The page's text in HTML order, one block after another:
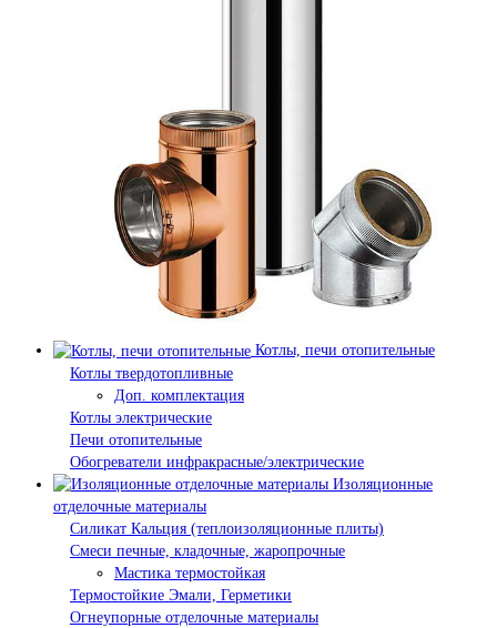
Котлы, печи отопительные
Котлы твердотопливные
Доп. комплектация
Котлы электрические
Печи отопительные
Обогреватели инфракрасные/электрические
Изоляционные
отделочные материалы
Силикат Кальция (теплоизоляционные плиты)
Смеси печные, кладочные, жаропрочные
Мастика термостойкая
Термостойкие Эмали, Герметики
Огнеупорные отделочные материалы